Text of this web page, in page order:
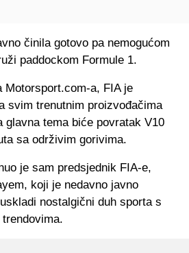
činila gotovo pa nemogućom
paddockom Formule 1.
Motorsport.com-a, FIA je
svim trenutnim proizvođačima
glavna tema biće povratak V10
sa održivim gorivima.
je sam predsjednik FIA-e,
koji je nedavno javno
nostalgični duh sporta s